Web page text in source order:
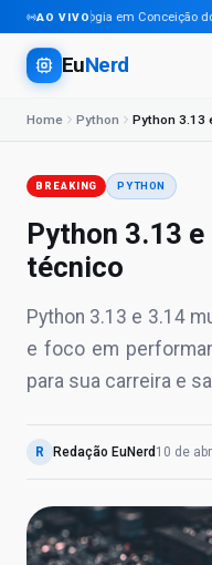
AO VIVO
Tecnologia em Conceição
EuNerd
Home Python Python 3.13
BREAKING PYTHON
Python 3.13
técnico
Python 3.13 e 3.14
e foco em
para sua carreira e
R Redação EuNerd 10 de